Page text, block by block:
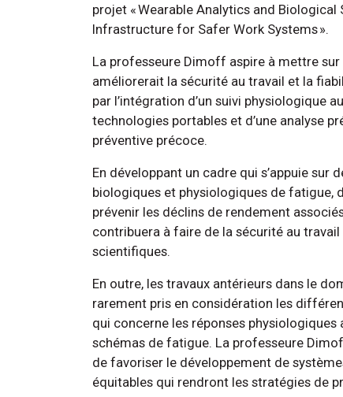
projet « Wearable Analytics and Biological
Infrastructure for Safer Work Systems ».
La professeure Dimoff aspire à mettre sur
améliorerait la sécurité au travail et la
par l’intégration d’un suivi physiologique
technologies portables et d’une analyse
préventive précoce.
En développant un cadre qui s’appuie sur
biologiques et physiologiques de fatigue,
prévenir les déclins de rendement
contribuera à faire de la sécurité au
scientifiques.
En outre, les travaux antérieurs dans le
rarement pris en considération les
qui concerne les réponses
schémas de fatigue. La professeure
de favoriser le développement de
équitables qui rendront les stratégies de